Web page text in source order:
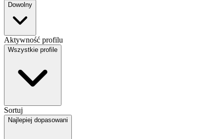
Dowolny
Aktywność profilu
Wszystkie profile
Sortuj
Najlepiej dopasowani